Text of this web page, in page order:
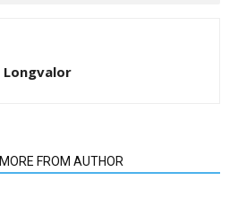
Longvalor
MORE FROM AUTHOR